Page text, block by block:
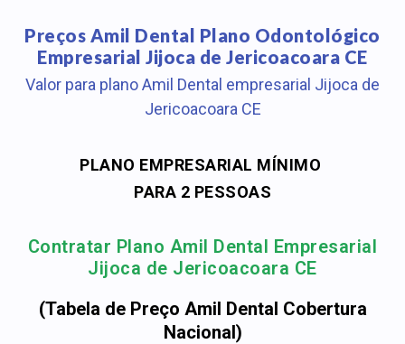
Preços Amil Dental Plano Odontológico
Empresarial Jijoca de Jericoacoara CE
Valor para plano Amil Dental empresarial Jijoca de
Jericoacoara CE
PLANO EMPRESARIAL MÍNIMO
PARA 2 PESSOAS
Contratar Plano Amil Dental Empresarial
Jijoca de Jericoacoara CE
(Tabela de Preço Amil Dental Cobertura
Nacional)